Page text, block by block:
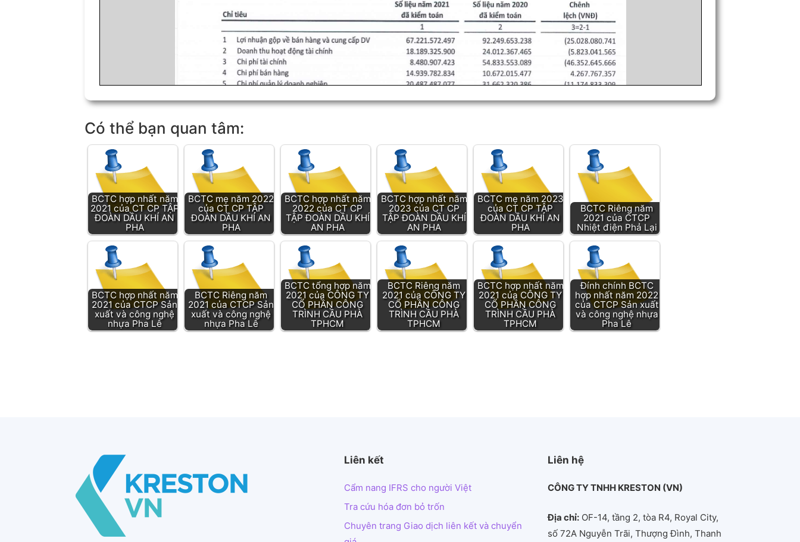
Có thể bạn quan tâm:
BCTC hợp nhất năm
2021 của CT CP TẬP
ĐOÀN DẦU KHÍ AN
PHA
BCTC mẹ năm 2022
của CT CP TẬP
ĐOÀN DẦU KHÍ AN
PHA
BCTC hợp nhất năm
2022 của CT CP
TẬP ĐOÀN DẦU KHÍ
AN PHA
BCTC hợp nhất năm
2023 của CT CP
TẬP ĐOÀN DẦU KHÍ
AN PHA
BCTC mẹ năm 2023
của CT CP TẬP
ĐOÀN DẦU KHÍ AN
PHA
BCTC Riêng năm
2021 của CTCP
Nhiệt điện Phả Lại
BCTC hợp nhất năm
2021 của CTCP Sản
xuất và công nghệ
nhựa Pha Lê
BCTC Riêng năm
2021 của CTCP Sản
xuất và công nghệ
nhựa Pha Lê
BCTC tổng hợp năm
2021 của CÔNG TY
CỔ PHẦN CÔNG
TRÌNH CẦU PHÀ
TPHCM
BCTC Riêng năm
2021 của CÔNG TY
CỔ PHẦN CÔNG
TRÌNH CẦU PHÀ
TPHCM
BCTC hợp nhất năm
2021 của CÔNG TY
CỔ PHẦN CÔNG
TRÌNH CẦU PHÀ
TPHCM
Đính chính BCTC
hợp nhất năm 2022
của CTCP Sản xuất
và công nghệ nhựa
Pha Lê
Liên kết
Cẩm nang IFRS cho người Việt
Tra cứu hóa đơn bỏ trốn
Chuyên trang Giao dịch liên kết và chuyển
Liên hệ
CÔNG TY TNHH KRESTON (VN)
Địa chỉ: OF-14, tầng 2, tòa R4, Royal City,
số 72A Nguyễn Trãi, Thượng Đình, Thanh